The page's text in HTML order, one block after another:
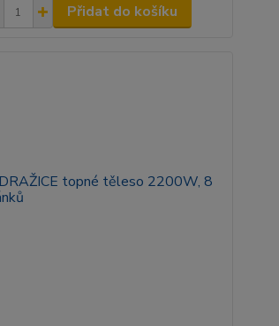
Přidat do košíku